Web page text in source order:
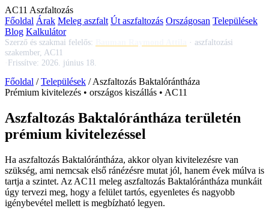
AC11 Aszfaltozás
Főoldal Árak Meleg aszfalt Út aszfaltozás Országosan Települések
Blog Kalkulátor
Szerző és szakmai felelős: · aszfaltozási
szakember, AC11
Frissítve: 2026. június 18.
Főoldal /Települések /Aszfaltozás Baktalórántháza
Prémium kivitelezés • országos kiszállás • AC11
Aszfaltozás Baktalórántháza területén
prémium kivitelezéssel
Ha aszfaltozás Baktalórántháza, akkor olyan kivitelezésre van
szükség, ami nemcsak első ránézésre mutat jól, hanem évek múlva is
tartja a szintet. Az AC11 meleg aszfaltozás Baktalórántháza munkáit
úgy tervezi meg, hogy a felület tartós, egyenletes és nagyobb
igénybevétel mellett is megbízható legyen.